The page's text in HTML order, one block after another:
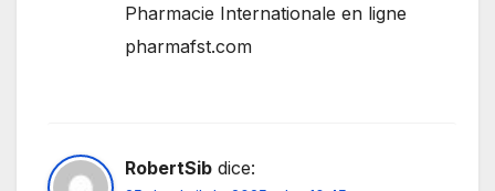
Pharmacie Internationale en ligne
pharmafst.com
RobertSib dice: